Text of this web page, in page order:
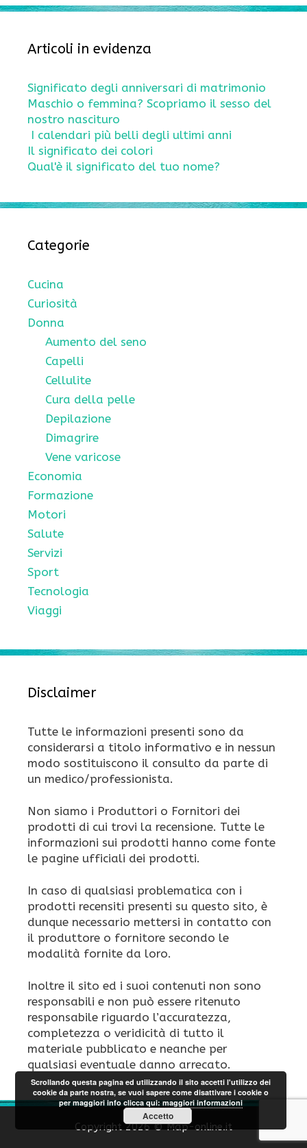
Articoli in evidenza
Significato degli anniversari di matrimonio
Maschio o femmina? Scopriamo il sesso del
nostro nascituro
I calendari più belli degli ultimi anni
Il significato dei colori
Qual'è il significato del tuo nome?
Categorie
Cucina
Curiosità
Donna
Aumento del seno
Capelli
Cellulite
Cura della pelle
Depilazione
Dimagrire
Vene varicose
Economia
Formazione
Motori
Salute
Servizi
Sport
Tecnologia
Viaggi
Disclaimer
Tutte le informazioni presenti sono da
considerarsi a titolo informativo e in nessun
modo sostituiscono il consulto da parte di
un medico/professionista.
Non siamo i Produttori o Fornitori dei
prodotti di cui trovi la recensione. Tutte le
informazioni sui prodotti hanno come fonte
le pagine ufficiali dei prodotti.
In caso di qualsiasi problematica con i
prodotti recensiti presenti su questo sito, è
dunque necessario mettersi in contatto con
il produttore o fornitore secondo le
modalità fornite da loro.
Inoltre il sito ed i suoi contenuti non sono
responsabili e non può essere ritenuto
responsabile riguardo l’accuratezza,
completezza o veridicità di tutto il
materiale pubblicato e neanche per
qualsiasi eventuale danno arrecato.
Copyright 2026 © Map-online.it
Scrollando questa pagina ed utilizzando il sito accetti l'utilizzo dei
cookie da parte nostra, se vuoi sapere come disattivare i cookie o
per maggiori info clicca qui:maggiori informazioni
Accetto